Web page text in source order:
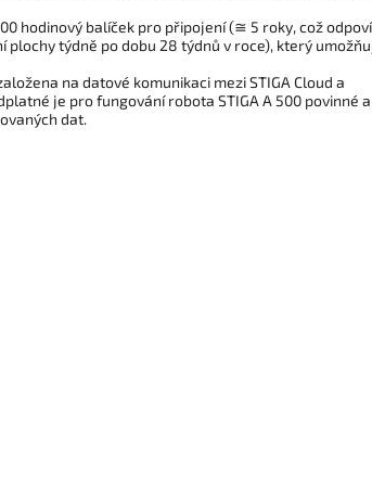
hodinový balíček pro připojení (≅ 5 roky, což
plochy týdně po dobu 28 týdnů v roce), který
na datové komunikaci mezi STIGA Cloud a
je pro fungování robota STIGA A 500 povinné a
dat.